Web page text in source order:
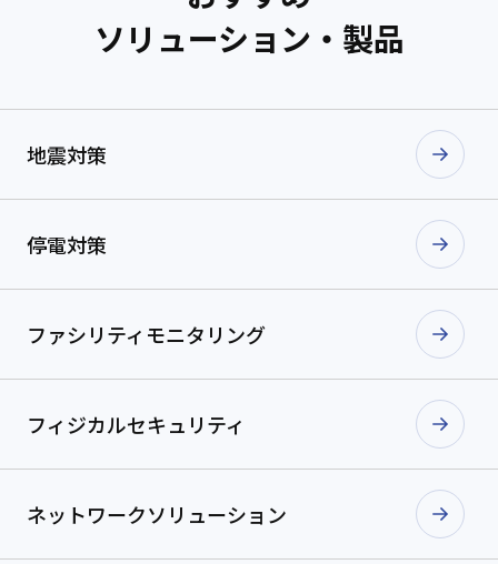
ソリューション・製品
地震対策
停電対策
ファシリティ モニタリング
フィジカルセキュリティ
ネットワークソリューション